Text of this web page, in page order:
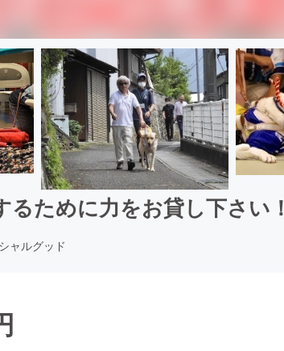
ために力をお貸し下さい！
ャルグッド